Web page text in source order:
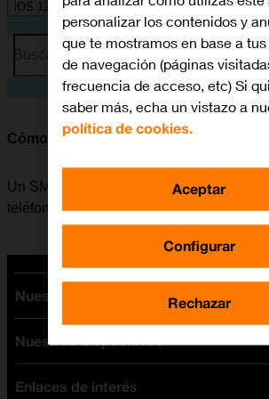
iOS 12.0
Busca por problema o tema
Cómo escribir y enviar un SMS
Un SMS es un mensaje de texto que se
teléfonos móviles.
Nuestras tarifas
Tarifas Orange
Tarifas fibra y móvil
Nuestros dispositivos
Ofertas en móviles
Enlaces de interés
personalizar los contenidos y
que te mostramos en base a
de navegación (páginas
frecuencia de acceso, etc) Si
saber más, echa un vistazo a
política de cookies.
Configurar
Rechazar
Aceptar